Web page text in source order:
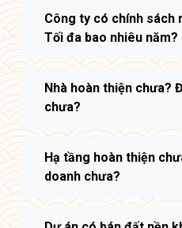
Công ty có chính sách
Tối đa bao nhiêu
Nhà hoàn thiện chưa?
chưa?
Hạ tầng hoàn thiện
doanh chưa?